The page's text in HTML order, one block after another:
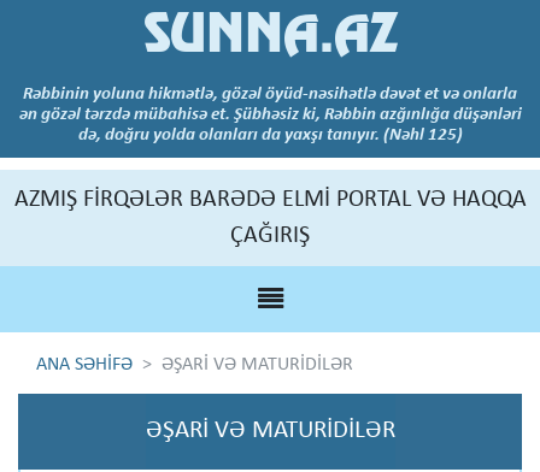
SUNNA.AZ
Rəbbinin yoluna hikmətlə, gözəl öyüd-nəsihətlə dəvət et və onlarla
ən gözəl tərzdə mübahisə et. Şübhəsiz ki, Rəbbin azğınlığa düşənləri
də, doğru yolda olanları da yaxşı tanıyır. (Nəhl 125)
AZMIŞ FİRQƏLƏR BARƏDƏ ELMİ PORTAL VƏ HAQQA
ÇAĞIRIŞ
ANA SƏHİFƏ ƏŞARİ VƏ MATURİDİLƏR
ƏŞARİ VƏ MATURİDİLƏR